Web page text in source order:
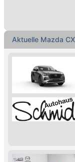
Aktuelle Mazda